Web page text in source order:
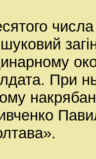
числа
При